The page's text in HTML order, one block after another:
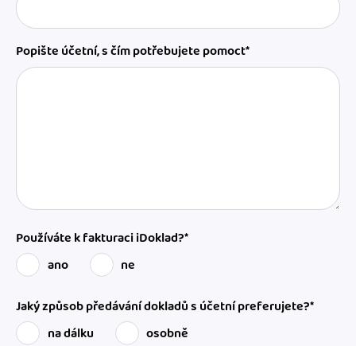
Popište účetní, s čím potřebujete pomoct*
Používáte k fakturaci iDoklad?*
ano
ne
Jaký způsob předávání dokladů s účetní preferujete?*
na dálku
osobně